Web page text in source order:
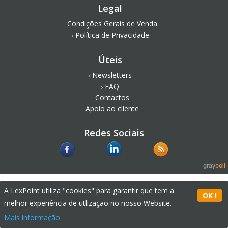
Legal
Condições Gerais de Venda
Política de Privacidade
Úteis
Newsletters
FAQ
Contactos
Apoio ao cliente
Redes Sociais
A LexPoint utiliza "cookies" para garantir que tem a
melhor experiência de utlização no nosso Website.
Mais informação